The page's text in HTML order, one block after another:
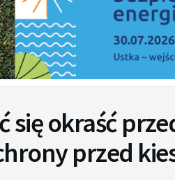
się okraść
przed